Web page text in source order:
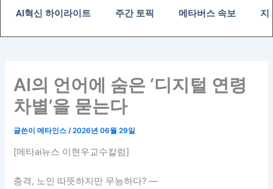
AI혁신 하이라이트
주간 토픽 메타버스 속보 지
AI의 언어에 숨은 ‘디지털 연령
차별’을 묻는다
글쓴이메타인스 /2026년 06월 29일
[메타ai뉴스 이현우교수칼럼]
충격, 노인 따뜻하지만 무능하다? —